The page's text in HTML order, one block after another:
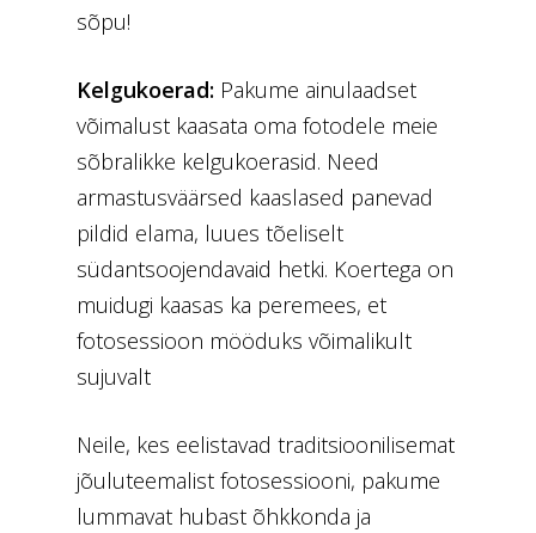
sõpu!
Kelgukoerad: Pakume ainulaadset
võimalust kaasata oma fotodele meie
sõbralikke kelgukoerasid. Need
armastusväärsed kaaslased panevad
pildid elama, luues tõeliselt
südantsoojendavaid hetki. Koertega on
muidugi kaasas ka peremees, et
fotosessioon mööduks võimalikult
sujuvalt
Neile, kes eelistavad traditsioonilisemat
jõuluteemalist fotosessiooni, pakume
lummavat hubast õhkkonda ja